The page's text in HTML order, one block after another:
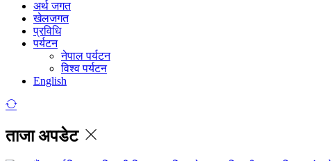
अर्थ जगत
खेलजगत
प्रविधि
पर्यटन
नेपाल पर्यटन
विश्व पर्यटन
English
ताजा अपडेट